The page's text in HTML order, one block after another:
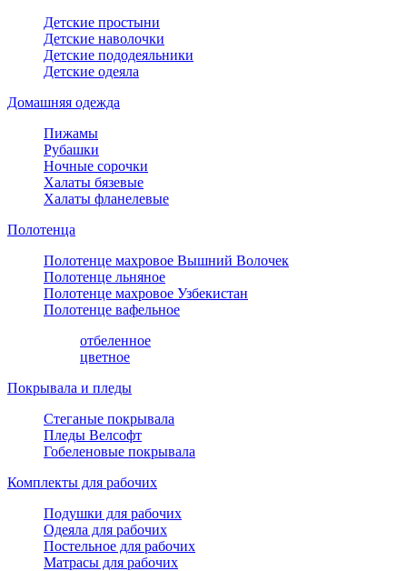
Детские простыни
Детские наволочки
Детские пододеяльники
Детские одеяла
Домашняя одежда
Пижамы
Рубашки
Ночные сорочки
Халаты бязевые
Халаты фланелевые
Полотенца
Полотенце махровое Вышний Волочек
Полотенце льняное
Полотенце махровое Узбекистан
Полотенце вафельное
отбеленное
цветное
Покрывала и пледы
Стеганые покрывала
Пледы Велсофт
Гобеленовые покрывала
Комплекты для рабочих
Подушки для рабочих
Одеяла для рабочих
Постельное для рабочих
Матрасы для рабочих